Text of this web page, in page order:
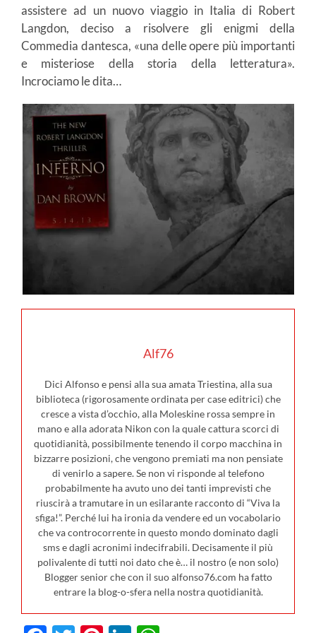
assistere ad un nuovo viaggio in Italia di Robert
Langdon, deciso a risolvere gli enigmi della
Commedia dantesca, «una delle opere più importanti
e misteriose della storia della letteratura».
Incrociamo le dita…
Alf76
Dici Alfonso e pensi alla sua amata Triestina, alla sua
biblioteca (rigorosamente ordinata per case editrici) che
cresce a vista d’occhio, alla Moleskine rossa sempre in
mano e alla adorata Nikon con la quale cattura scorci di
quotidianità, possibilmente tenendo il corpo macchina in
bizzarre posizioni, che vengono premiati ma non pensiate
di venirlo a sapere. Se non vi risponde al telefono
probabilmente ha avuto uno dei tanti imprevisti che
riuscirà a tramutare in un esilarante racconto di “Viva la
sfiga!”. Perché lui ha ironia da vendere ed un vocabolario
che va controcorrente in questo mondo dominato dagli
sms e dagli acronimi indecifrabili. Decisamente il più
polivalente di tutti noi dato che è… il nostro (e non solo)
Blogger senior che con il suo alfonso76.com ha fatto
entrare la blog-o-sfera nella nostra quotidianità.